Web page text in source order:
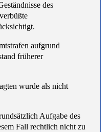
des
aufgrund
früherer
wurde als nicht
Aufgabe des
Fall rechtlich nicht zu